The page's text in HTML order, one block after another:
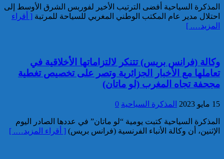
موظف أمن يتقدم بشكاية لدى
الوكيل العام للملك بمحكمة
الاستئناف بالدار البيضاء على
مزعومة نسبها له حساب على
كاريكاتير
المذكرة السياحية أفضى الترتيب الأخير لفوربس الشرق الأوسط إلى
احتلال مدير عام المكتب الوطني المغربي للسياحة للمرتبة [ أقراء
المزيد…. ]
وكالة (فرانس بريس) تتنكر لالتزاماتها الأخلاقية في
تعاملها مع الأخبار الجزائرية وتصر على تخصيص تغطية
مجحفة تجاه المغرب (لو ماتان)
15 مايو 2023 المذكرة السياحية 0
المذكرة السياحية كتبت يومية “لو ماتان” في عددها الصادر اليوم
الإثنين، أن وكالة الأنباء الفرنسية (فرانس بريس) [ أقراء المزيد…. ]